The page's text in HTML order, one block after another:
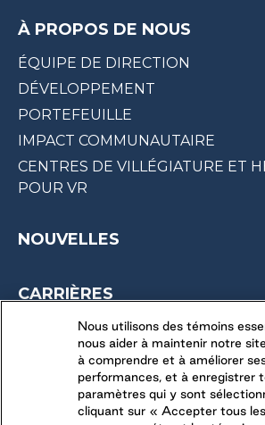
À PROPOS DE NOUS
ÉQUIPE DE DIRECTION
DÉVELOPPEMENT
PORTEFEUILLE
IMPACT COMMUNAUTAIRE
CENTRES DE VILLÉGIATURE ET
POUR VR
NOUVELLES
CARRIÈRES
OPPORTUNITÉS SAISONNIÈRES
DERNIÈRES OPPORTUNITÉS
CONNECTEZ-VOUS AVEC
Nous utilisons des témoins
nous aider à maintenir notre
à comprendre et à améliorer
performances, et à enregistrer
paramètres qui y sont
cliquant sur « Accepter tous